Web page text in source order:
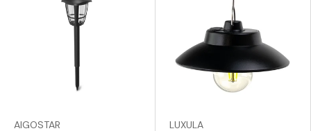
AIGOSTAR LUXULA